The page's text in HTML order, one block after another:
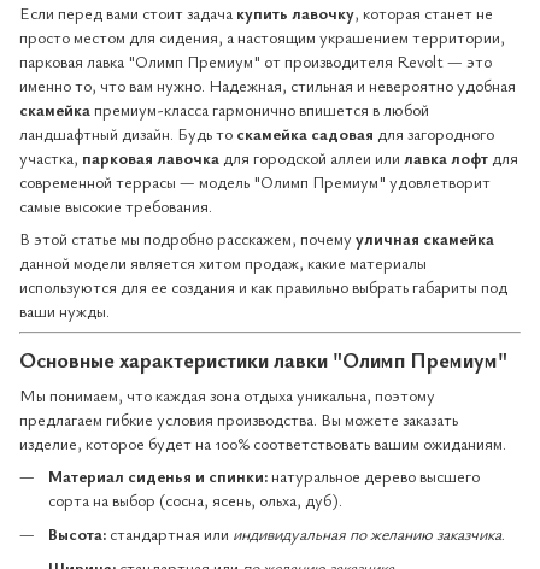
Если перед вами стоит задача купить лавочку, которая станет не
просто местом для сидения, а настоящим украшением территории,
парковая лавка "Олимп Премиум" от производителя Revolt — это
именно то, что вам нужно. Надежная, стильная и невероятно удобная
скамейка премиум-класса гармонично впишется в любой
ландшафтный дизайн. Будь то скамейка садовая для загородного
участка, парковая лавочка для городской аллеи или лавка лофт для
современной террасы — модель "Олимп Премиум" удовлетворит
самые высокие требования.
В этой статье мы подробно расскажем, почему уличная скамейка
данной модели является хитом продаж, какие материалы
используются для ее создания и как правильно выбрать габариты под
ваши нужды.
Основные характеристики лавки "Олимп Премиум"
Мы понимаем, что каждая зона отдыха уникальна, поэтому
предлагаем гибкие условия производства. Вы можете заказать
изделие, которое будет на 100% соответствовать вашим ожиданиям.
Материал сиденья и спинки: натуральное дерево высшего
сорта на выбор (сосна, ясень, ольха, дуб).
Высота: стандартная или индивидуальная по желанию заказчика.